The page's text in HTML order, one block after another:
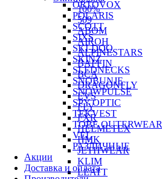
100%
509
ABOM
AIROH
ALPINESTARS
BAFFIN
BCA
DRAGONFLY
EVS
FLY
FXR
HELMETEX
HMK
JETHWEAR
KLIM
LEATT
ORTOVOX
POLARIS
SCOTT
SIXS
SKI-DOO
SKINZ
SLEDNECKS
SNOBUNJE
SNOWPULSE
SPY OPTIC
TEKVEST
TOBE OUTERWEAR
VEL
РАЗЛИЧНЫЕ
Акции
Доставка и оплата